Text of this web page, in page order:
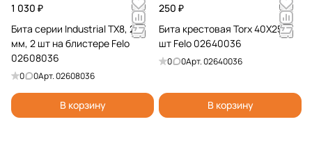
1 030 ₽
Бита серии Industrial TX8, 25
мм, 2 шт на блистере Felo
02608036
0 0Арт.02608036
В корзину
250 ₽
Бита крестовая Torx 40X25, 2
шт Felo 02640036
0 0Арт.02640036
В корзину